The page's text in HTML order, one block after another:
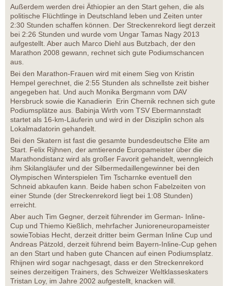
Außerdem werden drei Äthiopier an den Start gehen, die als
politische Flüchtlinge in Deutschland leben und Zeiten unter
2:30 Stunden schaffen können. Der Streckenrekord liegt derzeit
bei 2:26 Stunden und wurde vom Ungar Tamas Nagy 2013
aufgestellt. Aber auch Marco Diehl aus Butzbach, der den
Marathon 2008 gewann, rechnet sich gute Podiumschancen
aus.
Bei den Marathon-Frauen wird mit einem Sieg von Kristin
Hempel gerechnet, die 2:55 Stunden als schnellste zeit bisher
angegeben hat. Und auch Monika Bergmann vom DAV
Hersbruck sowie die Kanadierin Erin Chernik rechnen sich gute
Podiumsplätze aus. Babinja Wirth vom TSV Ebermannstadt
startet als 16-km-Läuferin und wird in der Disziplin schon als
Lokalmadatorin gehandelt.
Bei den Skatern ist fast die gesamte bundesdeutsche Elite am
Start. Felix Rijhnen, der amtierende Europameister über die
Marathondistanz wird als großer Favorit gehandelt, wenngleich
ihm Skilangläufer und der Silbermedaillengewinner bei den
Olympischen Winterspielen Tim Tscharnke eventuell den
Schneid abkaufen kann. Beide haben schon Fabelzeiten von
einer Stunde (der Streckenrekord liegt bei 1:08 Stunden)
erreicht.
Aber auch Tim Gegner, derzeit führender im German- Inline-
Cup und Thiemo Kießlich, mehrfacher Junioreneuropameister
sowieTobias Hecht, derzeit dritter beim German Inline Cup und
Andreas Pätzold, derzeit führend beim Bayern-Inline-Cup gehen
an den Start und haben gute Chancen auf einen Podiumsplatz.
Rhijnen wird sogar nachgesagt, dass er den Streckenrekord
seines derzeitigen Trainers, des Schweizer Weltklasseskaters
Tristan Loy, im Jahre 2002 aufgestellt, knacken will.